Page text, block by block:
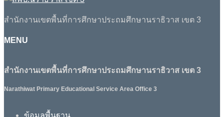
สำนักงานเขตพื้นที่การศึกษาประถมศึกษานราธิวาส เขต 3
MENU
สำนักงานเขตพื้นที่การศึกษาประถมศึกษานราธิวาส เขต 3
Narathiwat Primary Educational Service Area Office 3
ข้อมูลพื้นฐาน